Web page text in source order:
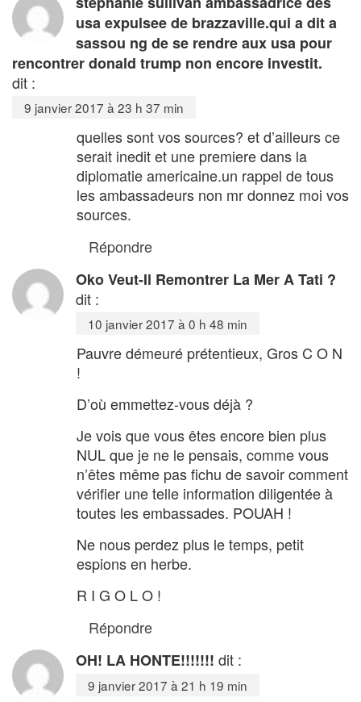
usa expulsee de brazzaville.qui a dit a
sassou ng de se rendre aux usa pour
rencontrer donald trump non encore investit.
dit :
9 janvier 2017 à 23 h 37 min
quelles sont vos sources? et d’ailleurs ce
serait inedit et une premiere dans la
diplomatie americaine.un rappel de tous
les ambassadeurs non mr donnez moi vos
sources.
Répondre
Oko Veut-Il Remontrer La Mer A Tati ?
dit :
10 janvier 2017 à 0 h 48 min
Pauvre démeuré prétentieux, Gros C O N
!
D’où emmettez-vous déjà ?
Je vois que vous êtes encore bien plus
NUL que je ne le pensais, comme vous
n’êtes même pas fichu de savoir comment
vérifier une telle information diligentée à
toutes les embassades. POUAH !
Ne nous perdez plus le temps, petit
espions en herbe.
R I G O L O !
Répondre
OH! LA HONTE!!!!!!! dit :
9 janvier 2017 à 21 h 19 min